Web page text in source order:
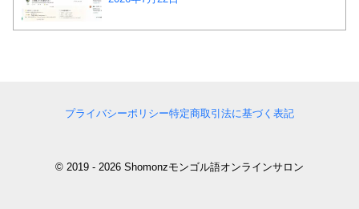
プライバシーポリシー特定商取引法に基づく表記
© 2019 - 2026 Shomonzモンゴル語オンラインサロン